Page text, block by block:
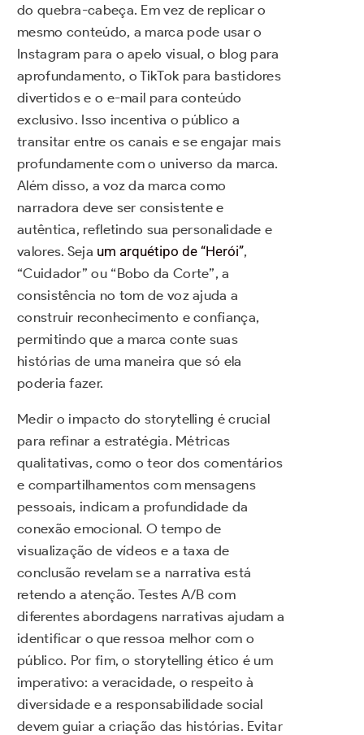
do quebra-cabeça. Em vez de replicar o
mesmo conteúdo, a marca pode usar o
Instagram para o apelo visual, o blog para
aprofundamento, o TikTok para bastidores
divertidos e o e-mail para conteúdo
exclusivo. Isso incentiva o público a
transitar entre os canais e se engajar mais
profundamente com o universo da marca.
Além disso, a voz da marca como
narradora deve ser consistente e
autêntica, refletindo sua personalidade e
valores. Seja um arquétipo de “Herói”,
“Cuidador” ou “Bobo da Corte”, a
consistência no tom de voz ajuda a
construir reconhecimento e confiança,
permitindo que a marca conte suas
histórias de uma maneira que só ela
poderia fazer.
Medir o impacto do storytelling é crucial
para refinar a estratégia. Métricas
qualitativas, como o teor dos comentários
e compartilhamentos com mensagens
pessoais, indicam a profundidade da
conexão emocional. O tempo de
visualização de vídeos e a taxa de
conclusão revelam se a narrativa está
retendo a atenção. Testes A/B com
diferentes abordagens narrativas ajudam a
identificar o que ressoa melhor com o
público. Por fim, o storytelling ético é um
imperativo: a veracidade, o respeito à
diversidade e a responsabilidade social
devem guiar a criação das histórias. Evitar